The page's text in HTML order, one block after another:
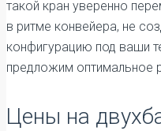
такой кран уверенно
в ритме конвейера, не
конфигурацию под ваши
предложим оптимальное
Цены на